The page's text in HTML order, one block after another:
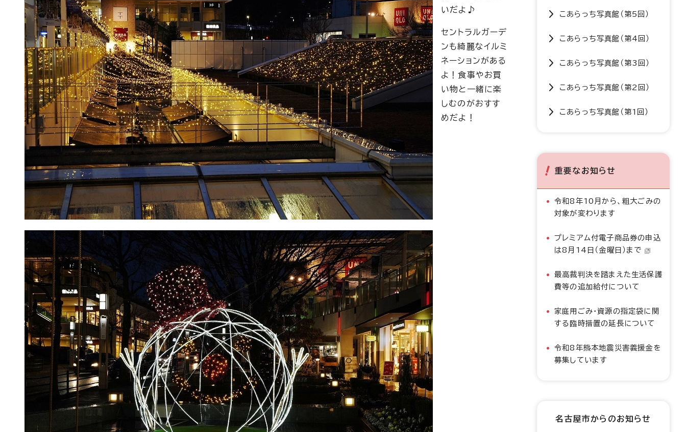
いだよ♪
セントラルガーデ
ンも綺麗なイルミ
ネーションがある
よ！食事やお買
い物と一緒に楽
しむのがおすす
めだよ！
こあらっち写真館（第5回）
こあらっち写真館（第4回）
こあらっち写真館（第3回）
こあらっち写真館（第2回）
こあらっち写真館（第1回）
重要なお知らせ
令和8年10月から、粗大ごみの
対象が変わります
プレミアム付電子商品券の申込
は8月14日（金曜日）まで
最高裁判決を踏まえた生活保護
費等の追加給付について
家庭用ごみ・資源の指定袋に関
する臨時措置の延長について
令和8年熊本地震災害義援金を
募集しています
名古屋市からのお知らせ